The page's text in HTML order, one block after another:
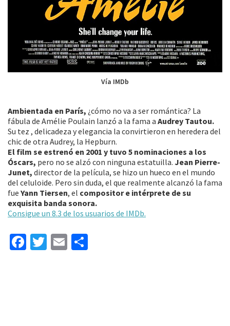
Vía IMDb
Ambientada en París, ¿cómo no va a ser romántica? La
fábula de Amélie Poulain lanzó a la fama a Audrey Tautou.
Su tez , delicadeza y elegancia la convirtieron en heredera del
chic de otra Audrey, la Hepburn.
El film se estrenó en 2001 y tuvo 5 nominaciones a los
Óscars, pero no se alzó con ninguna estatuilla. Jean Pierre-
Junet, director de la película, se hizo un hueco en el mundo
del celuloide. Pero sin duda, el que realmente alcanzó la fama
fue Yann Tiersen, el compositor e intérprete de su
exquisita banda sonora.
Consigue un 8.3 de los usuarios de IMDb.
Fa T
E